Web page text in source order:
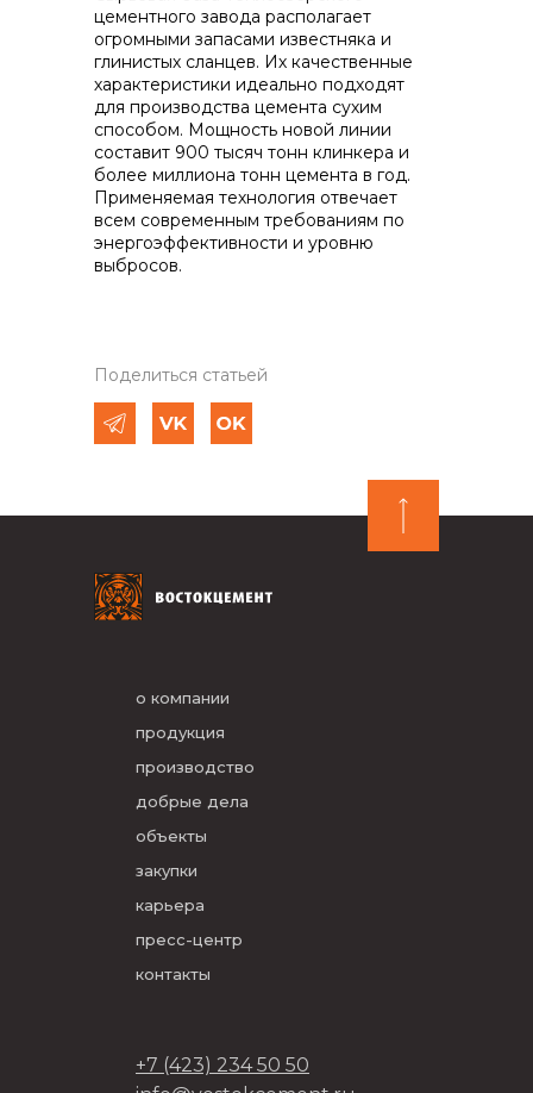
цементного завода располагает
огромными запасами известняка и
глинистых сланцев. Их качественные
характеристики идеально подходят
для производства цемента сухим
способом. Мощность новой линии
составит 900 тысяч тонн клинкера и
более миллиона тонн цемента в год.
Применяемая технология отвечает
всем современным требованиям по
энергоэффективности и уровню
выбросов.
Поделиться статьей
о компании
продукция
производство
добрые дела
объекты
закупки
карьера
пресс-центр
контакты
+7 (423) 234 50 50